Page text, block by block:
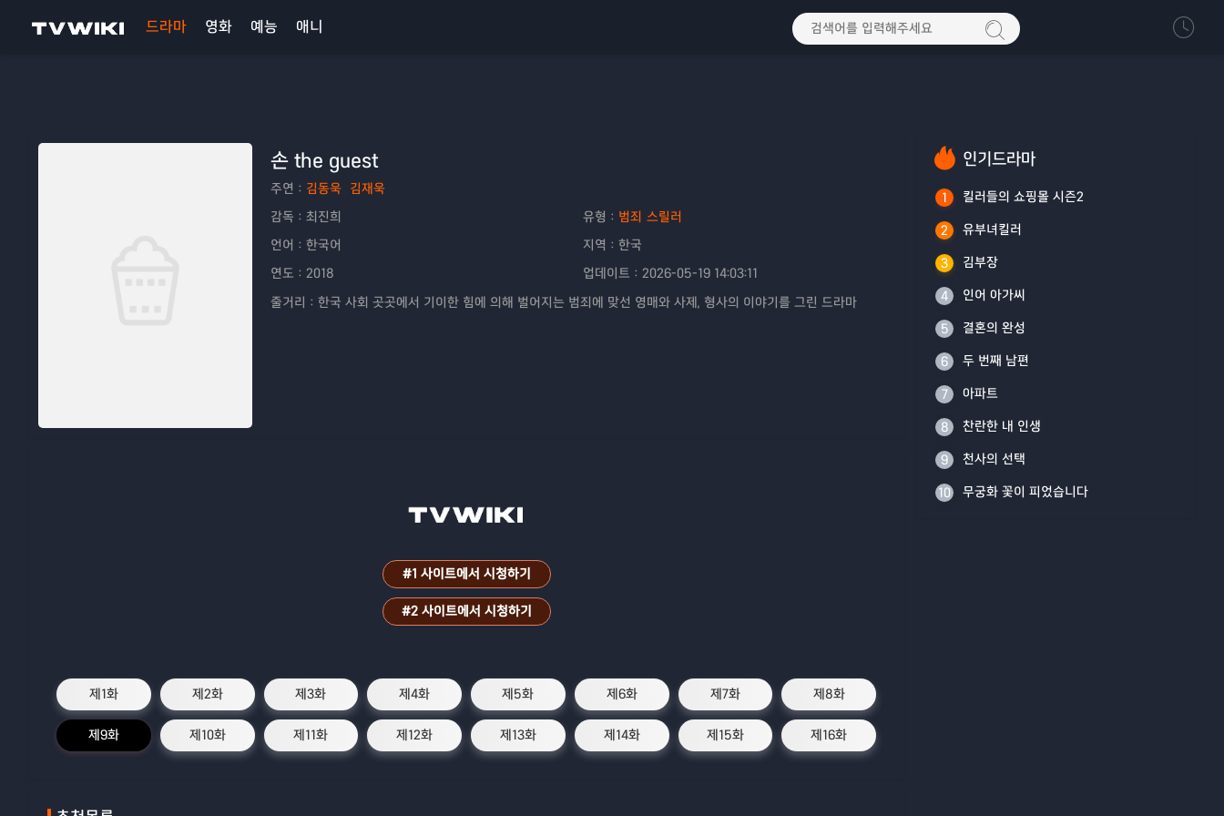
드라마 영화 예능 애니
손 the guest
주연： 김동욱 김재욱
감독： 최진희 유형： 범죄 스릴러
언어： 한국어 지역： 한국
연도： 2018 업데이트： 2026-05-19 14:03:11
줄거리： 한국 사회 곳곳에서 기이한 힘에 의해 벌어지는 범죄에 맞선 영매와 사제, 형사의 이야기를 그린 드라마
#1 사이트에서 시청하기
#2 사이트에서 시청하기
제1화 제2화 제3화 제4화 제5화 제6화 제7화 제8화
제9화 제10화 제11화 제12화 제13화 제14화 제15화 제16화
인기드라마
1 킬러들의 쇼핑몰 시즌2
2 유부녀킬러
3 김부장
4 인어 아가씨
5 결혼의 완성
6 두 번째 남편
7 아파트
8 찬란한 내 인생
9 천사의 선택
10 무궁화 꽃이 피었습니다